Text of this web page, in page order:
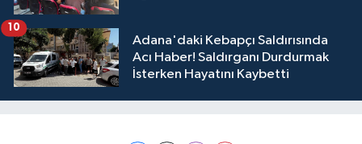
Adana'daki Kebapçı Saldırısında
Acı Haber! Saldırganı Durdurmak
İsterken Hayatını Kaybetti
10